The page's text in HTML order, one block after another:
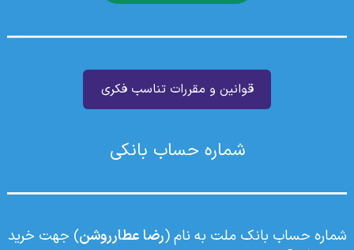
قوانین و مقررات تناسب فکری
شماره حساب بانکی
شماره حساب بانک ملت به نام (رضا عطارروشن) جهت خرید